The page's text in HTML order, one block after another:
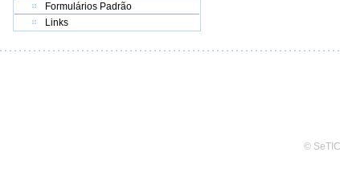
Formulários Padrão
Links
©